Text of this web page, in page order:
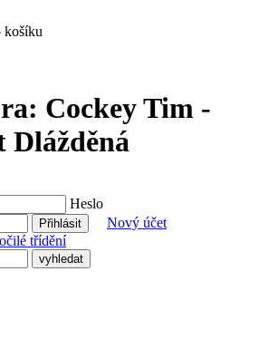
košíku
Cockey Tim -
Heslo
Nový účet
třídění